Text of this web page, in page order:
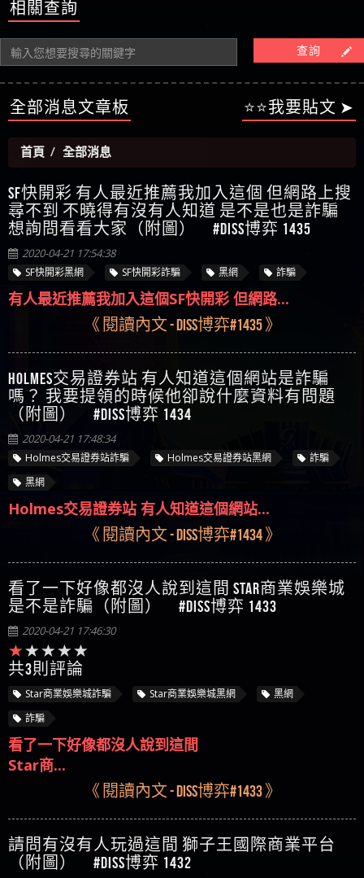
被騙資金
ALYWS是詐騙嗎 （ALYWS）無法出金 請小心群組暗椿
者免費援助賴zg369）當當詐騙 當當是不是詐騙 當
當是真的嗎 當當是詐騙嗎 六旬老婦深信當當高獲
利回報被騙的家破人亡
【陳順堪】星匯娛樂城出金幾次後贏錢就不給出
金
【陳順堪】黑網出金幾次後贏了就不出金出
【玩運彩】
【asd】唬爛不出金黑網垃圾平台
【蘇俊曄】所以會出金嗎現在也是一樣的狀況
【侯依揚】廢物喔
相關查詢
查詢
全部消息文章板 ⭐⭐我要貼文 ➤
首頁 全部消息
SF快開彩 有人最近推薦我加入這個 但網路上搜
尋不到 不曉得有沒有人知道 是不是也是詐騙
想詢問看看大家（附圖） #Diss博弈 1435
2020-04-21 17:54:38
SF快開彩黑網 SF快開彩詐騙 黑網 詐騙
有人最近推薦我加入這個SF快開彩 但網路...
《 閱讀內文 - Diss博弈#1435 》
Holmes交易證券站 有人知道這個網站是詐騙
嗎？ 我要提領的時候他卻說什麼資料有問題
（附圖） #Diss博弈 1434
2020-04-21 17:48:34
Holmes交易證券站詐騙 Holmes交易證券站黑網
詐騙
黑網
Holmes交易證券站 有人知道這個網站...
《 閱讀內文 - Diss博弈#1434 》
看了一下好像都沒人說到這間 Star商業娛樂城
是不是詐騙（附圖） #Diss博弈 1433
2020-04-21 17:46:30
共3則評論
Star商業娛樂城詐騙 Star商業娛樂城黑網
黑網
詐騙
看了一下好像都沒人說到這間
Star商...
《 閱讀內文 - Diss博弈#1433 》
請問有沒有人玩過這間 獅子王國際商業平台
（附圖） #Diss博弈 1432